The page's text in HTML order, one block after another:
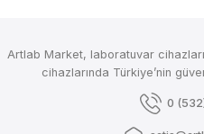
Artlab Market, laboratuvar
cihazlarında Türkiye’nin
0